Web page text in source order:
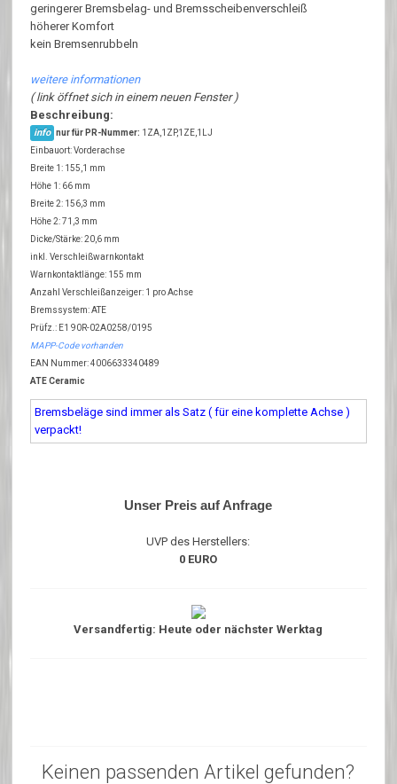
geringerer Bremsbelag- und Bremsscheibenverschleiß
höherer Komfort
kein Bremsenrubbeln
weitere informationen
( link öffnet sich in einem neuen Fenster )
Beschreibung:
info nur für PR-Nummer: 1ZA,1ZP,1ZE,1LJ
Einbauort: Vorderachse
Breite 1: 155,1 mm
Höhe 1: 66 mm
Breite 2: 156,3 mm
Höhe 2: 71,3 mm
Dicke/Stärke: 20,6 mm
inkl. Verschleißwarnkontakt
Warnkontaktlänge: 155 mm
Anzahl Verschleißanzeiger: 1 pro Achse
Bremssystem: ATE
Prüfz.: E1 90R-02A0258/0195
MAPP-Code vorhanden
EAN Nummer: 4006633340489
ATE Ceramic
Bremsbeläge sind immer als Satz ( für eine komplette Achse )
verpackt!
Unser Preis auf Anfrage
UVP des Herstellers:
0 EURO
Versandfertig: Heute oder nächster Werktag
Keinen passenden Artikel gefunden?